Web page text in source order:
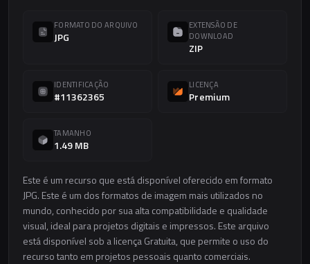
FORMATO DO ARQUIVO
JPG
EXTENSÃO DE
DOWNLOAD
ZIP
IDENTIFICAÇÃO
#11362365
LICENÇA
Premium
TAMANHO
1.49 MB
Este é um recurso que está disponível oferecido em formato
JPG. Este é um dos formatos de imagem mais utilizados no
mundo, conhecido por sua alta compatibilidade e qualidade
visual, ideal para projetos digitais e impressos. Este arquivo
está disponível sob a licença Gratuita, que permite o uso do
recurso tanto em projetos pessoais quanto comerciais.